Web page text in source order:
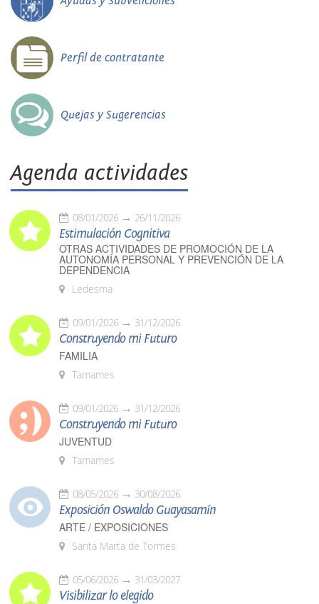
Perfil de contratante
Quejas y Sugerencias
Agenda actividades
08/01/2026 26/11/2026
Estimulación Cognitiva
OTRAS ACTIVIDADES DE PROMOCIÓN DE LA
AUTONOMÍA PERSONAL Y PREVENCIÓN DE LA
DEPENDENCIA
Ledesma
09/01/2026 31/12/2026
Construyendo mi Futuro
FAMILIA
Tamames
09/01/2026 31/12/2026
Construyendo mi Futuro
JUVENTUD
Tamames
08/05/2026 30/08/2026
Exposición Oswaldo Guayasamín
ARTE / EXPOSICIONES
Santa Marta de Tormes
05/06/2026 31/03/2027
Visibilizar lo elegido